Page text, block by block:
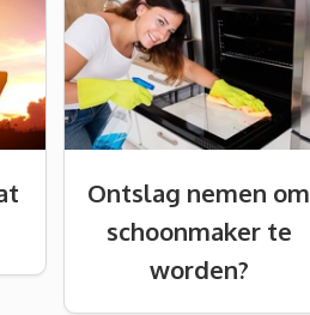
Ontslag nemen om
schoonmaker te
worden?